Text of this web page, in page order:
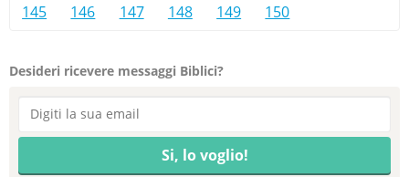
145
146 147 148 149 150
Desideri ricevere messaggi Biblici?